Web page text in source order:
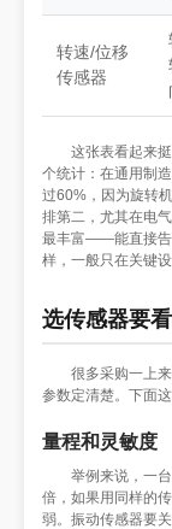
转速/位移
传感器
这张表看起来
个统计：在通用制
过60%，因为旋转
排第二，尤其在电
最丰富——能直接告
样，一般只在关键设
选传感器要
很多采购一上
参数定清楚。下面
量程和灵敏度
举例来说，一
倍，如果用同样的
弱。振动传感器要